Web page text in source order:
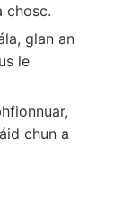
chosc.
glan an
le
chun a